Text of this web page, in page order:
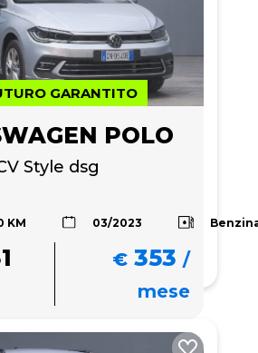
GARANTITO
POLO
Style dsg
KM 03/2023
€ 353 /
mese